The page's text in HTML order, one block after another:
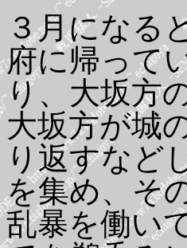
３月になる
府に帰って
り、大坂方
大坂方が城
り返すなど
を集め、そ
乱暴を働い